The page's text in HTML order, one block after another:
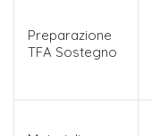
Preparazione
TFA Sostegno